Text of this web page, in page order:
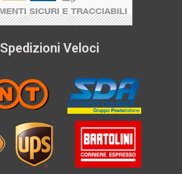
Spedizioni Veloci